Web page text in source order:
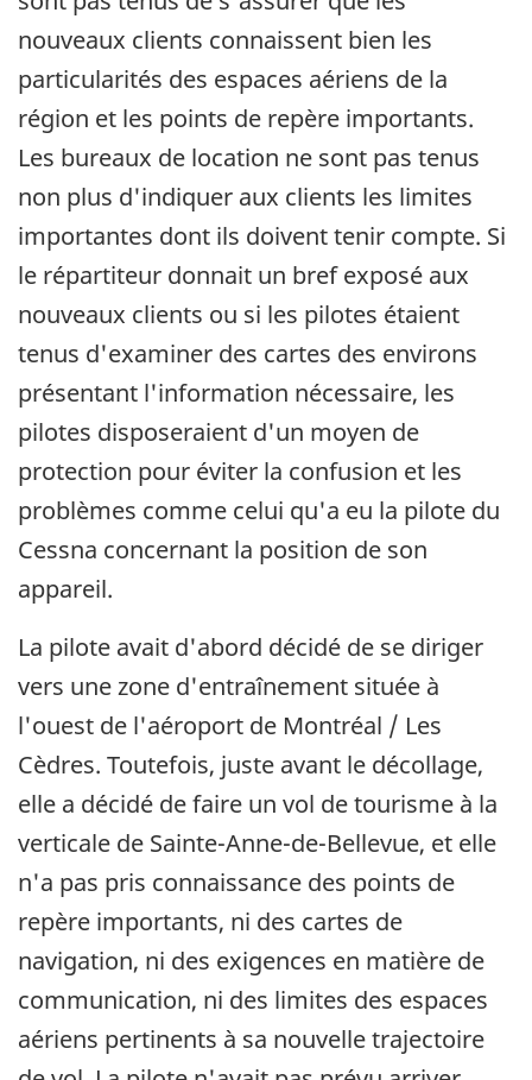
nouveaux clients connaissent bien les
particularités des espaces aériens de la
région et les points de repère importants.
Les bureaux de location ne sont pas tenus
non plus d'indiquer aux clients les limites
importantes dont ils doivent tenir compte. Si
le répartiteur donnait un bref exposé aux
nouveaux clients ou si les pilotes étaient
tenus d'examiner des cartes des environs
présentant l'information nécessaire, les
pilotes disposeraient d'un moyen de
protection pour éviter la confusion et les
problèmes comme celui qu'a eu la pilote du
Cessna concernant la position de son
appareil.
La pilote avait d'abord décidé de se diriger
vers une zone d'entraînement située à
l'ouest de l'aéroport de Montréal / Les
Cèdres. Toutefois, juste avant le décollage,
elle a décidé de faire un vol de tourisme à la
verticale de Sainte-Anne-de-Bellevue, et elle
n'a pas pris connaissance des points de
repère importants, ni des cartes de
navigation, ni des exigences en matière de
communication, ni des limites des espaces
aériens pertinents à sa nouvelle trajectoire